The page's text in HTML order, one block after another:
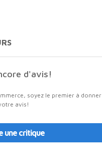
d'avis!
soyez le premier à donner
avis!
une critique